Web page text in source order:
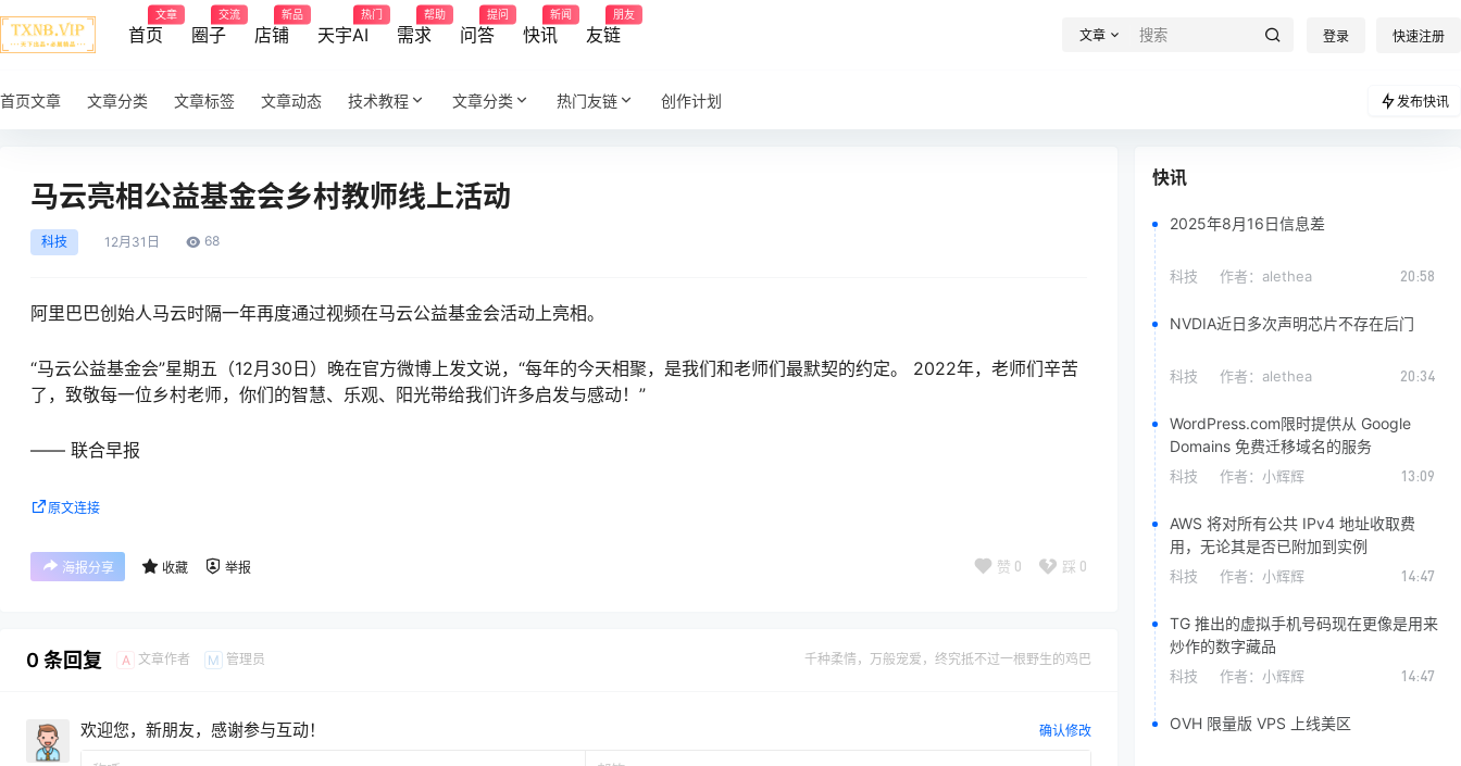
首页
文章
圈子
交流
店铺
新品
天宇AI
热门
需求
帮助
问答
提问
快讯
新闻
友链
朋友
文章 登录 快速注册
首页文章 文章分类 文章标签 文章动态 技术教程 文章分类 热门友链 创作计划 发布快讯
马云亮相公益基金会乡村教师线上活动
科技 12月 31日 68
阿里巴巴创始人马云时隔一年再度通过视频在马云公益基金会活动上亮相。
“马云公益基金会”星期五（12月30日）晚在官方微博上发文说，“每年的今天相聚，是我们和老师们最默契的约定。 2022年，老师们辛苦
了，致敬每一位乡村老师，你们的智慧、乐观、阳光带给我们许多启发与感动！”
—— 联合早报
原文连接
海报分享 收藏 举报 赞 0 踩 0
0 条回复 A 文章作者 M 管理员 千种柔情，万般宠爱，终究抵不过一根野生的鸡巴
欢迎您，新朋友，感谢参与互动！ 确认修改
快讯
2025年8月16日信息差
科技 作者： alethea 20:58
NVDIA近日多次声明芯片不存在后门
科技 作者： alethea 20:34
WordPress.com限时提供从 Google
Domains 免费迁移域名的服务
科技 作者： 小辉辉 13:09
AWS 将对所有公共 IPv4 地址收取费
用，无论其是否已附加到实例
科技 作者： 小辉辉 14:47
TG 推出的虚拟手机号码现在更像是用来
炒作的数字藏品
科技 作者： 小辉辉 14:47
OVH 限量版 VPS 上线美区